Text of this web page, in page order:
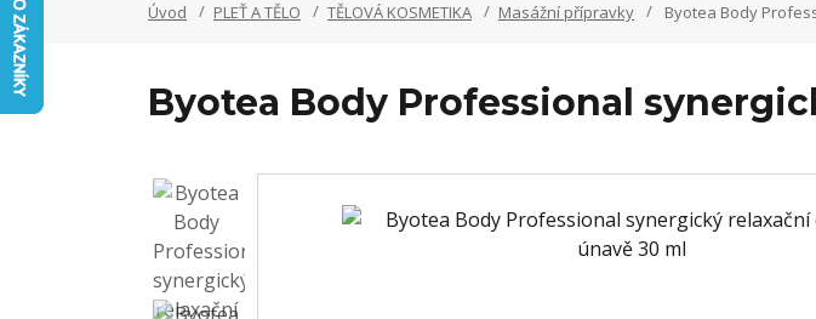
Úvod PLEŤ A TĚLO TĚLOVÁ KOSMETIKA Masážní přípravky Byotea Body
Byotea Body Professional